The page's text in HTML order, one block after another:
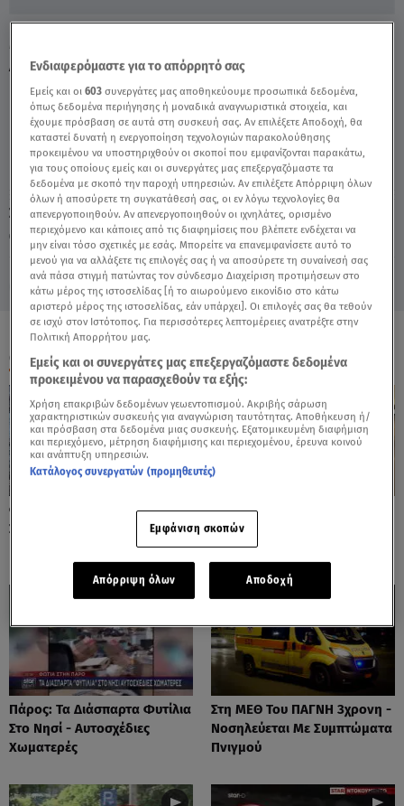
Σάββατο 8 Αυγούστου 2026
25.06.21, 17:20 ΕΛΛΑΔΑ
Μανώλης Σφακιανάκης: Διεθνής Απάτη Στο
Διαδίκτυο - Video
ΟΛΑ ΤΑ ΒΙΝΤΕΟ
Φωτιές: Στάχτη Το Πράσινο
Στολίδι Της Δυτικής Αττικής
Πόρτο Ράφτη: Bίντεο
Ντοκουμέντο Από Το
Θανατηφόρο Τροχαίο
Πάρος: Τα Διάσπαρτα Φυτίλια
Στο Νησί - Αυτοσχέδιες
Χωματερές
Στη ΜΕΘ Του ΠΑΓΝΗ 3χρονη -
Νοσηλεύεται Με Συμπτώματα
Πνιγμού
Ενδιαφερόμαστε για το απόρρητό σας
Εμείς και οι603 συνεργάτες μας αποθηκεύουμε προσωπικά δεδομένα,
όπως δεδομένα περιήγησης ή μοναδικά αναγνωριστικά στοιχεία, και
έχουμε πρόσβαση σε αυτά στη συσκευή σας. Αν επιλέξετε Αποδοχή, θα
καταστεί δυνατή η ενεργοποίηση τεχνολογιών παρακολούθησης
προκειμένου να υποστηριχθούν οι σκοποί που εμφανίζονται παρακάτω,
για τους οποίους εμείς και οι συνεργάτες μας επεξεργαζόμαστε τα
δεδομένα με σκοπό την παροχή υπηρεσιών. Αν επιλέξετε Απόρριψη όλων
όλων ή αποσύρετε τη συγκατάθεσή σας, οι εν λόγω τεχνολογίες θα
απενεργοποιηθούν. Αν απενεργοποιηθούν οι ιχνηλάτες, ορισμένο
περιεχόμενο και κάποιες από τις διαφημίσεις που βλέπετε ενδέχεται να
μην είναι τόσο σχετικές με εσάς. Μπορείτε να επανεμφανίσετε αυτό το
μενού για να αλλάξετε τις επιλογές σας ή να αποσύρετε τη συναίνεσή σας
ανά πάσα στιγμή πατώντας τον σύνδεσμο Διαχείριση προτιμήσεων στο
κάτω μέρος της ιστοσελίδας [ή το αιωρούμενο εικονίδιο στο κάτω
αριστερό μέρος της ιστοσελίδας, εάν υπάρχει]. Οι επιλογές σας θα τεθούν
σε ισχύ στον Ιστότοπος. Για περισσότερες λεπτομέρειες ανατρέξτε στην
Πολιτική Απορρήτου μας.
Εμείς και οι συνεργάτες μας επεξεργαζόμαστε δεδομένα
προκειμένου να παρασχεθούν τα εξής:
Χρήση επακριβών δεδομένων γεωεντοπισμού. Ακριβής σάρωση
χαρακτηριστικών συσκευής για αναγνώριση ταυτότητας. Αποθήκευση ή/
και πρόσβαση στα δεδομένα μιας συσκευής. Εξατομικευμένη διαφήμιση
και περιεχόμενο, μέτρηση διαφήμισης και περιεχομένου, έρευνα κοινού
και ανάπτυξη υπηρεσιών.
Κατάλογος συνεργατών (προμηθευτές)
Εμφάνιση σκοπών
Απόρριψη όλων Αποδοχή